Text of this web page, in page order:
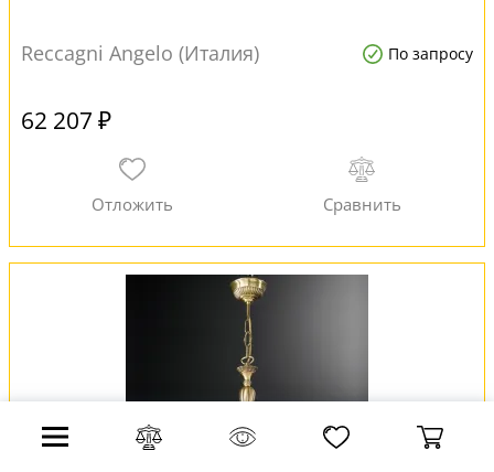
Reccagni Angelo (Италия) По запросу
62 207 ₽